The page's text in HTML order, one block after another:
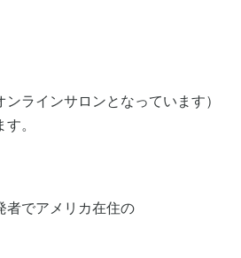
ラインサロンとなっています）
。
でアメリカ在住の